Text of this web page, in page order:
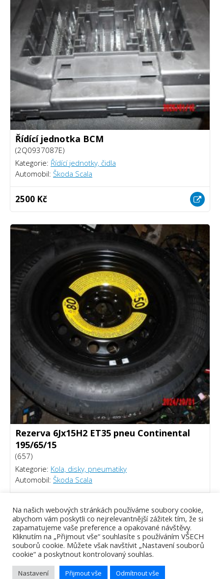
Řídící jednotka BCM
(2Q0937087E)
Kategorie: Řídící jednotky, čidla
Automobil: Škoda Scala
2500 Kč
Rezerva 6Jx15H2 ET35 pneu Continental
195/65/15
(657)
Kategorie: Kola, disky, pneumatiky
Automobil: Škoda Scala
1000 Kč
Na našich webových stránkách používáme soubory cookie,
abychom vám poskytli co nejrelevantnější zážitek tím, že si
zapamatujeme vaše preference a opakované návštěvy.
Kliknutím na „Přijmout vše“ souhlasíte s používáním VŠECH
souborů cookie. Můžete však navštívit „Nastavení souborů
cookie“ a poskytnout kontrolovaný souhlas.
Nastavení Přijmout vše Odmítnout vše